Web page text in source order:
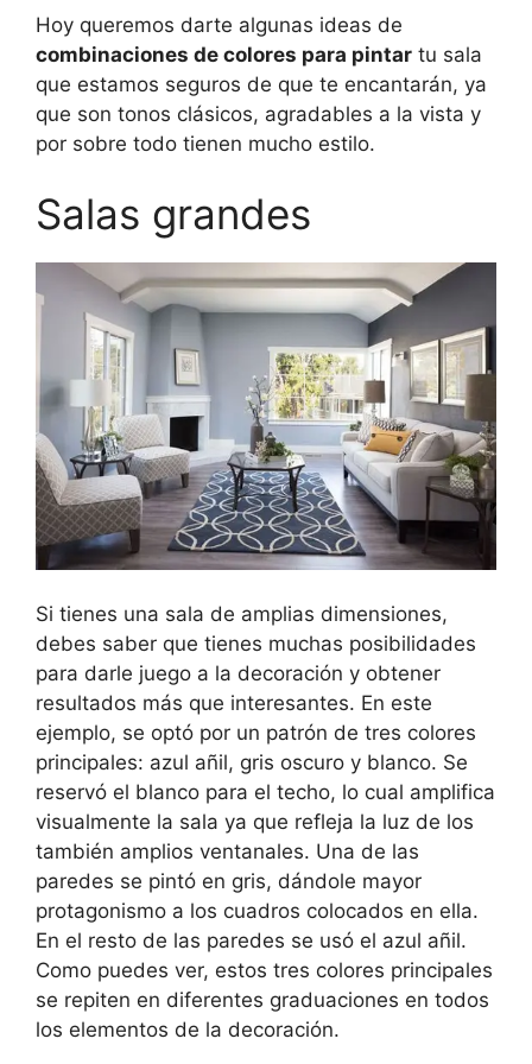
Hoy queremos darte algunas ideas de
combinaciones de colores para pintar tu sala
que estamos seguros de que te encantarán, ya
que son tonos clásicos, agradables a la vista y
por sobre todo tienen mucho estilo.
Salas grandes
Si tienes una sala de amplias dimensiones,
debes saber que tienes muchas posibilidades
para darle juego a la decoración y obtener
resultados más que interesantes. En este
ejemplo, se optó por un patrón de tres colores
principales: azul añil, gris oscuro y blanco. Se
reservó el blanco para el techo, lo cual amplifica
visualmente la sala ya que refleja la luz de los
también amplios ventanales. Una de las
paredes se pintó en gris, dándole mayor
protagonismo a los cuadros colocados en ella.
En el resto de las paredes se usó el azul añil.
Como puedes ver, estos tres colores principales
se repiten en diferentes graduaciones en todos
los elementos de la decoración.